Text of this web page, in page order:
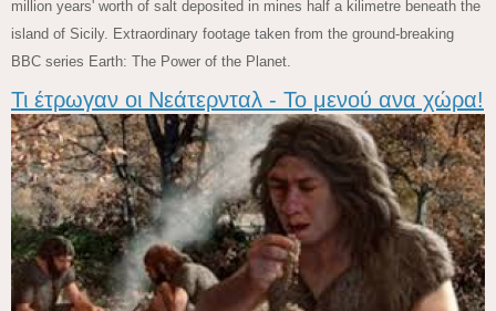
million years' worth of salt deposited in mines half a kilimetre beneath the
island of Sicily. Extraordinary footage taken from the ground-breaking
BBC series Earth: The Power of the Planet.
Τι έτρωγαν οι Νεάτερνταλ - Το μενού ανα χώρα!